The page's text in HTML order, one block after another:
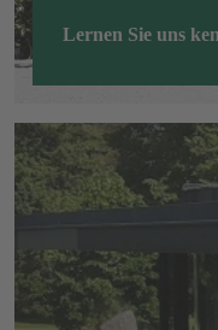
Lernen Sie uns